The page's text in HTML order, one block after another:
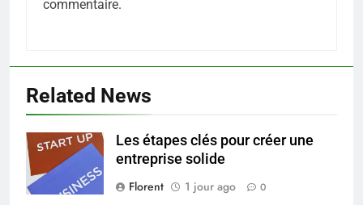
commentaire.
Related News
Les étapes clés pour créer une
entreprise solide
Florent
1 jour ago 0
Infection chronique de l’oreille :
tout ce qu’il faut savoir sur les
saignements
SANTÉ